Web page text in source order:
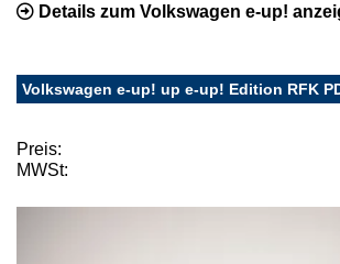
Details zum Volkswagen e-up!
Volkswagen e-up! up e-up! Edition RFK
Preis:
MWSt: